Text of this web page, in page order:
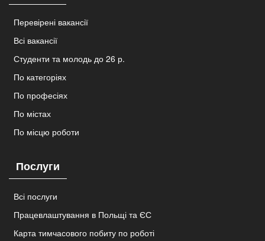
Перевірені вакансії
Всі вакансії
Студенти та молодь до 26 р.
По категоріях
По професіях
По містах
По місцю роботи
Послуги
Всі послуги
Працевлаштування в Польщі та ЄС
Карта тимчасового побиту по роботі